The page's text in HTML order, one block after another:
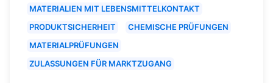
MATERIALIEN MIT LEBENSMITTELKONTAKT
PRODUKTSICHERHEIT
CHEMISCHE PRÜFUNGEN
MATERIALPRÜFUNGEN
ZULASSUNGEN FÜR MARKTZUGANG